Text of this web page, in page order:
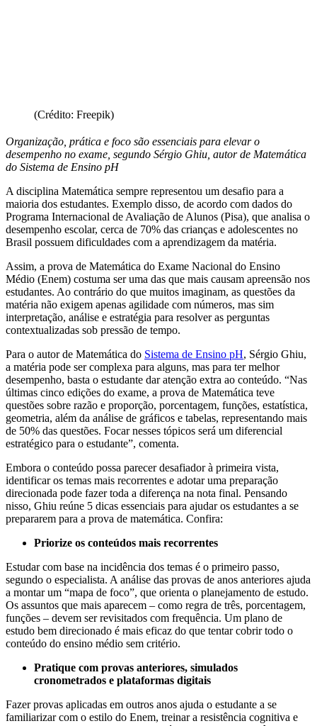
(Crédito: Freepik)
Organização, prática e foco são essenciais para elevar o
desempenho no exame, segundo Sérgio Ghiu, autor de Matemática
do Sistema de Ensino pH
A disciplina Matemática sempre representou um desafio para a
maioria dos estudantes. Exemplo disso, de acordo com dados do
Programa Internacional de Avaliação de Alunos (Pisa), que analisa o
desempenho escolar, cerca de 70% das crianças e adolescentes no
Brasil possuem dificuldades com a aprendizagem da matéria.
Assim, a prova de Matemática do Exame Nacional do Ensino
Médio (Enem) costuma ser uma das que mais causam apreensão nos
estudantes. Ao contrário do que muitos imaginam, as questões da
matéria não exigem apenas agilidade com números, mas sim
interpretação, análise e estratégia para resolver as perguntas
contextualizadas sob pressão de tempo.
Para o autor de Matemática do Sistema de Ensino pH, Sérgio Ghiu,
a matéria pode ser complexa para alguns, mas para ter melhor
desempenho, basta o estudante dar atenção extra ao conteúdo. “Nas
últimas cinco edições do exame, a prova de Matemática teve
questões sobre razão e proporção, porcentagem, funções, estatística,
geometria, além da análise de gráficos e tabelas, representando mais
de 50% das questões. Focar nesses tópicos será um diferencial
estratégico para o estudante”, comenta.
Embora o conteúdo possa parecer desafiador à primeira vista,
identificar os temas mais recorrentes e adotar uma preparação
direcionada pode fazer toda a diferença na nota final. Pensando
nisso, Ghiu reúne 5 dicas essenciais para ajudar os estudantes a se
prepararem para a prova de matemática. Confira:
Priorize os conteúdos mais recorrentes
Estudar com base na incidência dos temas é o primeiro passo,
segundo o especialista. A análise das provas de anos anteriores ajuda
a montar um “mapa de foco”, que orienta o planejamento de estudo.
Os assuntos que mais aparecem – como regra de três, porcentagem,
funções – devem ser revisitados com frequência. Um plano de
estudo bem direcionado é mais eficaz do que tentar cobrir todo o
conteúdo do ensino médio sem critério.
Pratique com provas anteriores, simulados
cronometrados e plataformas digitais
Fazer provas aplicadas em outros anos ajuda o estudante a se
familiarizar com o estilo do Enem, treinar a resistência cognitiva e